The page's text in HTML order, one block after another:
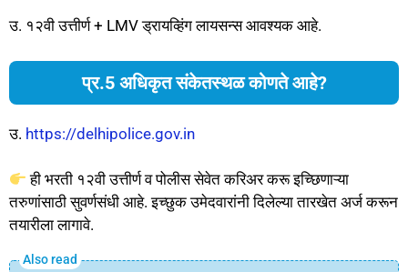
उ. १२वी उत्तीर्ण + LMV ड्रायव्हिंग लायसन्स आवश्यक आहे.
प्र.5 अधिकृत संकेतस्थळ कोणते आहे?
उ. https://delhipolice.gov.in
ही भरती १२वी उत्तीर्ण व पोलीस सेवेत करिअर करू इच्छिणाऱ्या
तरुणांसाठी सुवर्णसंधी आहे. इच्छुक उमेदवारांनी दिलेल्या तारखेत अर्ज करून
तयारीला लागावे.